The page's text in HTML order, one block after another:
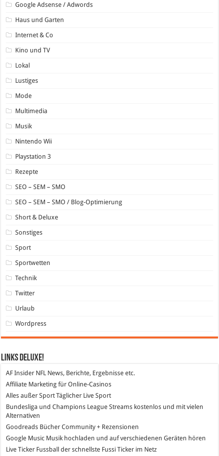
Google Adsense / Adwords
Haus und Garten
Internet & Co
Kino und TV
Lokal
Lustiges
Mode
Multimedia
Musik
Nintendo Wii
Playstation 3
Rezepte
SEO – SEM – SMO
SEO – SEM – SMO / Blog-Optimierung
Short & Deluxe
Sonstiges
Sport
Sportwetten
Technik
Twitter
Urlaub
Wordpress
Links DeLuXe!
AF Insider NFL News, Berichte, Ergebnisse etc.
Affiliate Marketing für Online-Casinos
Alles außer Sport Täglicher Live Sport
Bundesliga und Champions League Streams kostenlos und mit vielen
Alternativen
Goodreads Bücher Community + Rezensionen
Google Music Musik hochladen und auf verschiedenen Geräten hören
Live Ticker Fussball der schnellste Fussi Ticker im Netz